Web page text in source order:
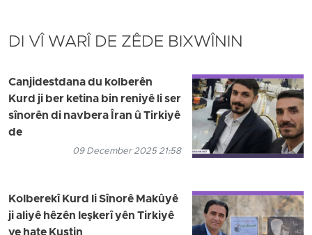
DI VÎ WARÎ DE ZÊDE BIXWÎNIN
Canjidestdana du kolberên
Kurd ji ber ketina bin reniyê li ser
sînorên di navbera Îran û Tirkiyê
de
09 December 2025 21:58
Kolberekî Kurd li Sînorê Makûyê
ji aliyê hêzên leşkerî yên Tirkiyê